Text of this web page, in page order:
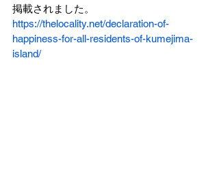
掲載されました。
https://thelocality.net/declaration-of-
happiness-for-all-residents-of-kumejima-
island/